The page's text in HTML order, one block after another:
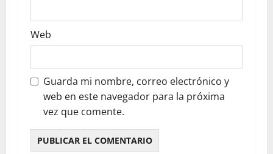
Web
Guarda mi nombre, correo electrónico y
web en este navegador para la próxima
vez que comente.